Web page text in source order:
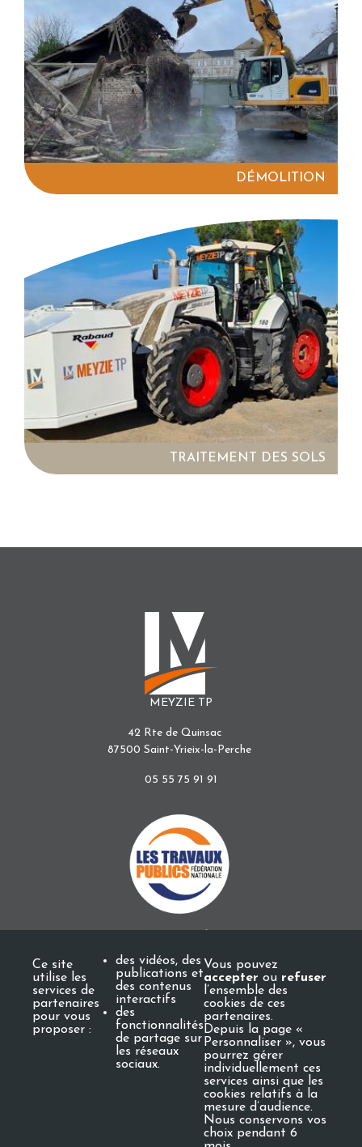
DÉMOLITION
TRAITEMENT DES SOLS
MEYZIE TP
42 Rte de Quinsac
87500 Saint-Yrieix-la-Perche
05 55 75 91 91
Mentions légales
Ce site
utilise les
services de
partenaires
pour vous
proposer :
des vidéos, des
publications et
des contenus
interactifs
des
fonctionnalités
de partage sur
les réseaux
sociaux.
Vous pouvez
accepter ou refuser
l’ensemble des
cookies de ces
partenaires.
Depuis la page «
Personnaliser », vous
pourrez gérer
individuellement ces
services ainsi que les
cookies relatifs à la
mesure d’audience.
Nous conservons vos
choix pendant 6